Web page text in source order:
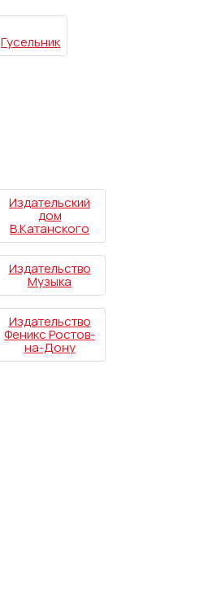
Гусельник
Издательский
дом
В.Катанского
Издательство
Музыка
Издательство
Феникс Ростов-
на-Дону